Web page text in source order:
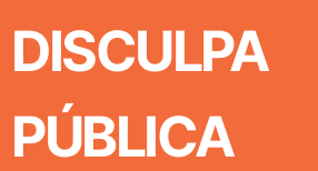
DISCULPA
PÚBLICA